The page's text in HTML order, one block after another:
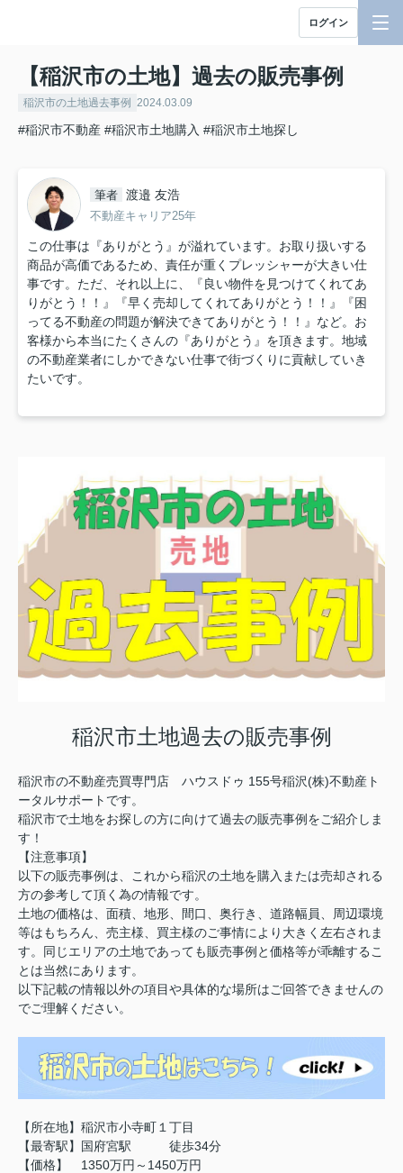
ログイン
【稲沢市の土地】過去の販売事例
稲沢市の土地過去事例 2024.03.09
#稲沢市不動産 #稲沢市土地購入 #稲沢市土地探し
筆者 渡邉 友浩
不動産キャリア25年
この仕事は『ありがとう』が溢れています。お取り扱いする
商品が高価であるため、責任が重くプレッシャーが大きい仕
事です。ただ、それ以上に、『良い物件を見つけてくれてあ
りがとう！！』『早く売却してくれてありがとう！！』『困
ってる不動産の問題が解決できてありがとう！！』など。お
客様から本当にたくさんの『ありがとう』を頂きます。地域
の不動産業者にしかできない仕事で街づくりに貢献していき
たいです。
稲沢市土地過去の販売事例
稲沢市の不動産売買専門店 ハウスドゥ 155号稲沢(株)不動産ト
ータルサポートです。
稲沢市で土地をお探しの方に向けて過去の販売事例をご紹介しま
す！
【注意事項】
以下の販売事例は、これから稲沢の土地を購入または売却される
方の参考して頂く為の情報です。
土地の価格は、面積、地形、間口、奥行き、道路幅員、周辺環境
等はもちろん、売主様、買主様のご事情により大きく左右されま
す。同じエリアの土地であっても販売事例と価格等が乖離するこ
とは当然にあります。
以下記載の情報以外の項目や具体的な場所はご回答できませんの
でご理解ください。
【所在地】稲沢市小寺町１丁目
【最寄駅】国府宮駅 徒歩34分
【価格】 1350万円～1450万円